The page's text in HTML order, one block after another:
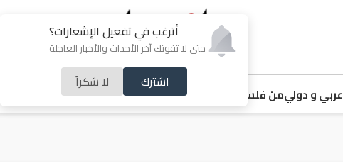
أترغب في تفعيل الإشعارات؟
حتى لا تفوتك آخر الأحداث والأخبار العاجلة
اشترك لا شكراً
عربي و دوليمن فلسطين ملفات ساخنةخبر و صورةرياضة